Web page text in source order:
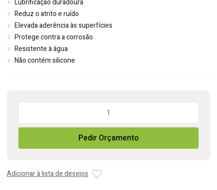
Lubrificação duradoura
Reduz o atrito e ruído
Elevada aderência às superfícies
Protege contra a corrosão
Resistente à água
Não contém silicone
Spray
Extra
Pedir Orçamento
Adicionar à lista de desejos